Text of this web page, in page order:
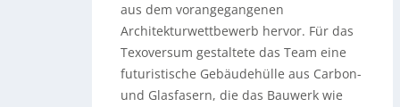
aus dem vorangegangenen
Architekturwettbewerb hervor. Für das
Texoversum gestaltete das Team eine
futuristische Gebäudehülle aus Carbon-
und Glasfasern, die das Bauwerk wie